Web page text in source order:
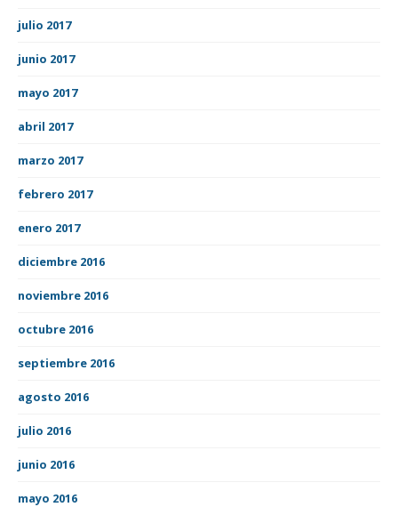
julio 2017
junio 2017
mayo 2017
abril 2017
marzo 2017
febrero 2017
enero 2017
diciembre 2016
noviembre 2016
octubre 2016
septiembre 2016
agosto 2016
julio 2016
junio 2016
mayo 2016